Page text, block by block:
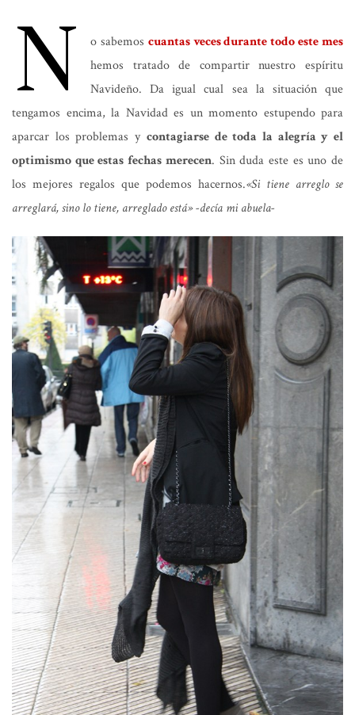
N o sabemos cuantas veces durante todo este mes
hemos tratado de compartir nuestro espíritu
Navideño. Da igual cual sea la situación que
tengamos encima, la Navidad es un momento estupendo para
aparcar los problemas y contagiarse de toda la alegría y el
optimismo que estas fechas merecen. Sin duda este es uno de
los mejores regalos que podemos hacernos.«Si tiene arreglo se
arreglará, sino lo tiene, arreglado está» -decía mi abuela-